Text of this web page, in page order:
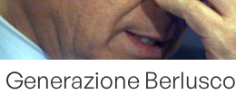
Generazione